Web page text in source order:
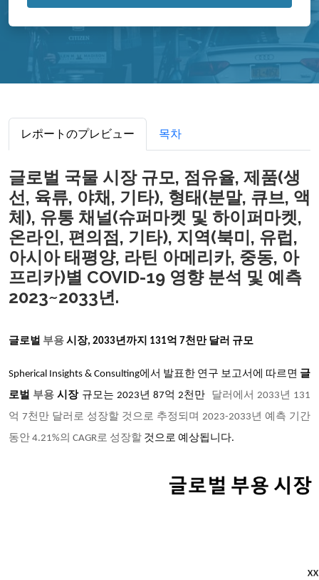
レポートのプレビュー 목차
글로벌 국물 시장 규모, 점유율, 제품(생
선, 육류, 야채, 기타), 형태(분말, 큐브, 액
체), 유통 채널(슈퍼마켓 및 하이퍼마켓,
온라인, 편의점, 기타), 지역(북미, 유럽,
아시아 태평양, 라틴 아메리카, 중동, 아
프리카)별 COVID-19 영향 분석 및 예측
2023~2033년.
글로벌 부용 시장, 2033년까지 131억 7천만 달러 규모
Spherical Insights & Consulting에서 발표한 연구 보고서에 따르면 글
로벌 부용시장규모는 2023년 87억 2천만 달러에서 2033년 131
억 7천만 달러로 성장할 것으로 추정되며 2023-2033년 예측 기간
동안 4.21%의 CAGR로 성장할 것으로 예상됩니다.